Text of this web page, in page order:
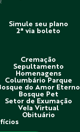
Simule seu plano
2ª via boleto
Cremação
Sepultamento
Homenagens
Columbário Parque
do Amor Eterno
Bosque Pet
Setor de Exumação
Vela Virtual
Obituário